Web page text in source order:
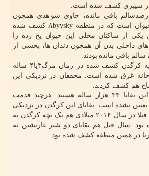
سیبری کشف شده است.
بقایا که تا ۸۰ درصدسالم باقی مانده، حاوی شواهدی همچون
آخرین وعده غذایی حیوان است که در منطقه Abyysky کشف شده
از ساکنان محلی این حیوان یخ زده را
داخلی بدن آن همچون دندان ها، بخشی از
باقی مانده بودند.
طبق تخمین های اولیه کرگدن کشف شده در زمان مرگ۳یا۴ ساله
غرق شده است. محققان در نزدیکی این
هم کشف کردند.
کارشناسان معتقدند این بقایا ۳۴ هزار ساله هستند. هرچند قدمت
نشده است. بقایای این کرگدن در نزدیکی
محلی کشف شده که قبلا در سال ۲۰۱۴ میلادی هم یک بچه کرگدن به
سال قبل هم بقایای دو شیر غارنشین به
در همین منطقه کشف شده بود.